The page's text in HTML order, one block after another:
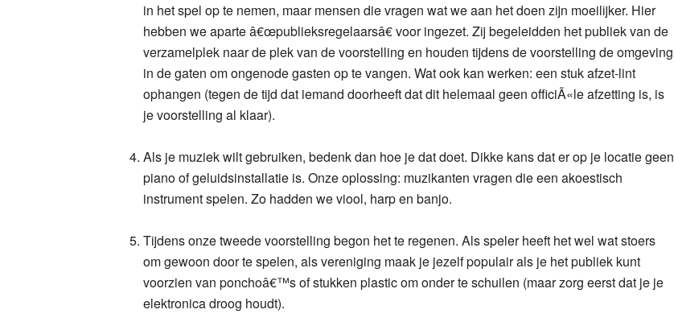
in het spel op te nemen, maar mensen die vragen wat we aan het doen zijn moeilijker. Hier
hebben we aparte â€œpublieksregelaarsâ€ voor ingezet. Zij begeleidden het publiek van de
verzamelplek naar de plek van de voorstelling en houden tijdens de voorstelling de omgeving
in de gaten om ongenode gasten op te vangen. Wat ook kan werken: een stuk afzet-lint
ophangen (tegen de tijd dat iemand doorheeft dat dit helemaal geen officiÃ«le afzetting is, is
je voorstelling al klaar).
Als je muziek wilt gebruiken, bedenk dan hoe je dat doet. Dikke kans dat er op je locatie geen
piano of geluidsinstallatie is. Onze oplossing: muzikanten vragen die een akoestisch
instrument spelen. Zo hadden we viool, harp en banjo.
Tijdens onze tweede voorstelling begon het te regenen. Als speler heeft het wel wat stoers
om gewoon door te spelen, als vereniging maak je jezelf populair als je het publiek kunt
voorzien van ponchoâ€™s of stukken plastic om onder te schuilen (maar zorg eerst dat je je
elektronica droog houdt).